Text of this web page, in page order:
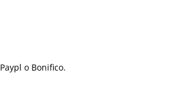
Paypl o Bonifico.